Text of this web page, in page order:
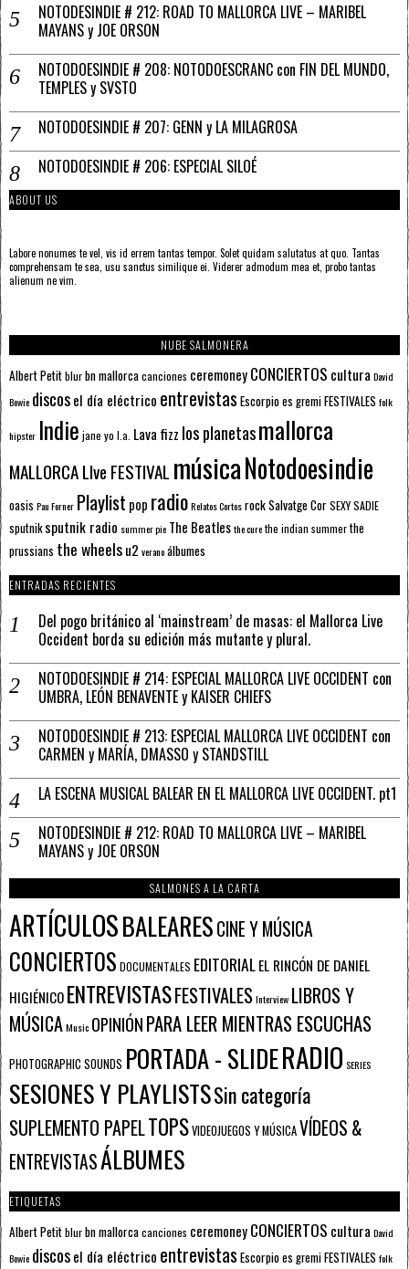
NOTODESINDIE # 212: ROAD TO MALLORCA LIVE – MARIBEL
MAYANS y JOE ORSON
NOTODOESINDIE # 208: NOTODOESCRANC con FIN DEL MUNDO,
TEMPLES y SVSTO
NOTODOESINDIE # 207: GENN y LA MILAGROSA
NOTODOESINDIE # 206: ESPECIAL SILOÉ
ABOUT US
Labore nonumes te vel, vis id errem tantas tempor. Solet quidam salutatus at quo. Tantas
comprehensam te sea, usu sanctus similique ei. Viderer admodum mea et, probo tantas
alienum ne vim.
NUBE SALMONERA
Albert Petitblurbn mallorcacanciones ceremoneyCONCIERTOS cultura David
Bowie discosel día eléctrico entrevistas Escorpioes gremiFESTIVALES folk
hipster Indie jane yo l.a. Lava fizz los planetasmallorca
MALLORCA LIve FESTIVAL músicaNotodoesindie
oasis Pau Forner Playlist pop radioRelatos CortosrockSalvatge CorSEXY SADIE
sputnik sputnik radio summer pie The Beatlesthe curethe indian summerthe
prussians the wheelsu2 veranoálbumes
ENTRADAS RECIENTES
Del pogo británico al ‘mainstream’ de masas: el Mallorca Live
Occident borda su edición más mutante y plural.
NOTODOESINDIE # 214: ESPECIAL MALLORCA LIVE OCCIDENT con
UMBRA, LEÓN BENAVENTE y KAISER CHIEFS
NOTODOESINDIE # 213: ESPECIAL MALLORCA LIVE OCCIDENT con
CARMEN y MARÍA, DMASSO y STANDSTILL
LA ESCENA MUSICAL BALEAR EN EL MALLORCA LIVE OCCIDENT. pt1
NOTODESINDIE # 212: ROAD TO MALLORCA LIVE – MARIBEL
MAYANS y JOE ORSON
SALMONES A LA CARTA
ARTÍCULOSBALEARESCINE Y MÚSICA
CONCIERTOS DOCUMENTALES EDITORIALEL RINCÓN DE DANIEL
HIGIÉNICOENTREVISTASFESTIVALESInterview LIBROS Y
MÚSICAMusic OPINIÓNPARA LEER MIENTRAS ESCUCHAS
PHOTOGRAPHIC SOUNDS PORTADA - SLIDERADIO SERIES
SESIONES Y PLAYLISTSSin categoría
SUPLEMENTO PAPELTOPSVIDEOJUEGOS Y MÚSICAVÍDEOS &
ENTREVISTASÁLBUMES
ETIQUETAS
Albert Petitblurbn mallorcacanciones ceremoneyCONCIERTOS cultura David
Bowie discosel día eléctrico entrevistas Escorpioes gremiFESTIVALES folk